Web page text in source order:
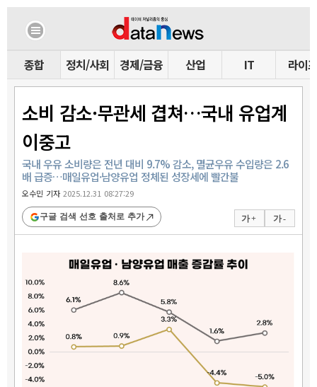
종합 정치/사회 경제/금융 산업 IT 라이프
소비 감소·무관세 겹쳐…국내 유업계
이중고
국내 우유 소비량은 전년 대비 9.7% 감소, 멸균우유 수입량은 2.6
배 급증…매일유업·남양유업 정체된 성장세에 빨간불
오수민 기자2025.12.31 08:27:29
가 + 가 -
구글 검색 선호 출처로 추가